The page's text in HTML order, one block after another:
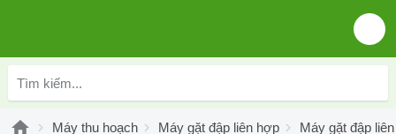
Máy thu hoạch Máy gặt đập liên hợp Máy gặt đập